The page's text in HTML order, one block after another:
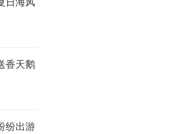
香天鹅
纷出游